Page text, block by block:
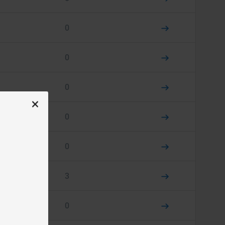
0
0
0
0
0
3
0